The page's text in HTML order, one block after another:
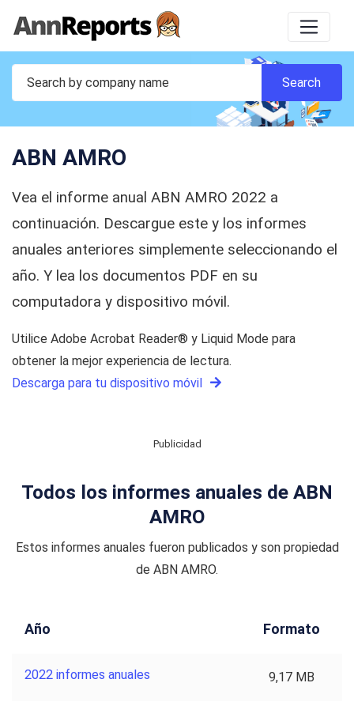
ABN AMRO
Vea el informe anual ABN AMRO 2022 a
continuación. Descargue este y los informes
anuales anteriores simplemente seleccionando el
año. Y lea los documentos PDF en su
computadora y dispositivo móvil.
Utilice Adobe Acrobat Reader® y Liquid Mode para
obtener la mejor experiencia de lectura.
Descarga para tu dispositivo móvil
Publicidad
Todos los informes anuales de ABN
AMRO
Estos informes anuales fueron publicados y son propiedad
de ABN AMRO.
Año Formato
2022 informes anuales 9,17 MB